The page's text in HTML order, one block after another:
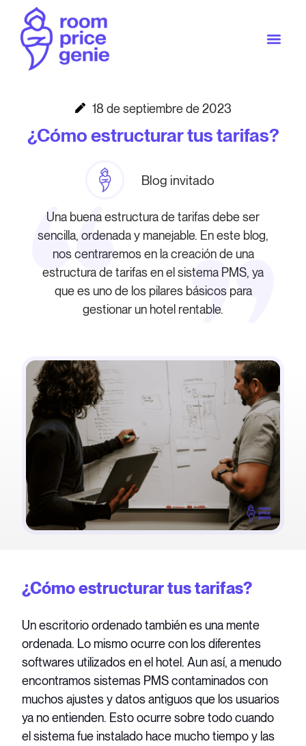
18 de septiembre de 2023
¿Cómo estructurar tus tarifas?
Blog invitado
Una buena estructura de tarifas debe ser
sencilla, ordenada y manejable. En este blog,
nos centraremos en la creación de una
estructura de tarifas en el sistema PMS, ya
que es uno de los pilares básicos para
gestionar un hotel rentable.
¿Cómo estructurar tus tarifas?
Un escritorio ordenado también es una mente
ordenada. Lo mismo ocurre con los diferentes
softwares utilizados en el hotel. Aun así, a menudo
encontramos sistemas PMS contaminados con
muchos ajustes y datos antiguos que los usuarios
ya no entienden. Esto ocurre sobre todo cuando
el sistema fue instalado hace mucho tiempo y las